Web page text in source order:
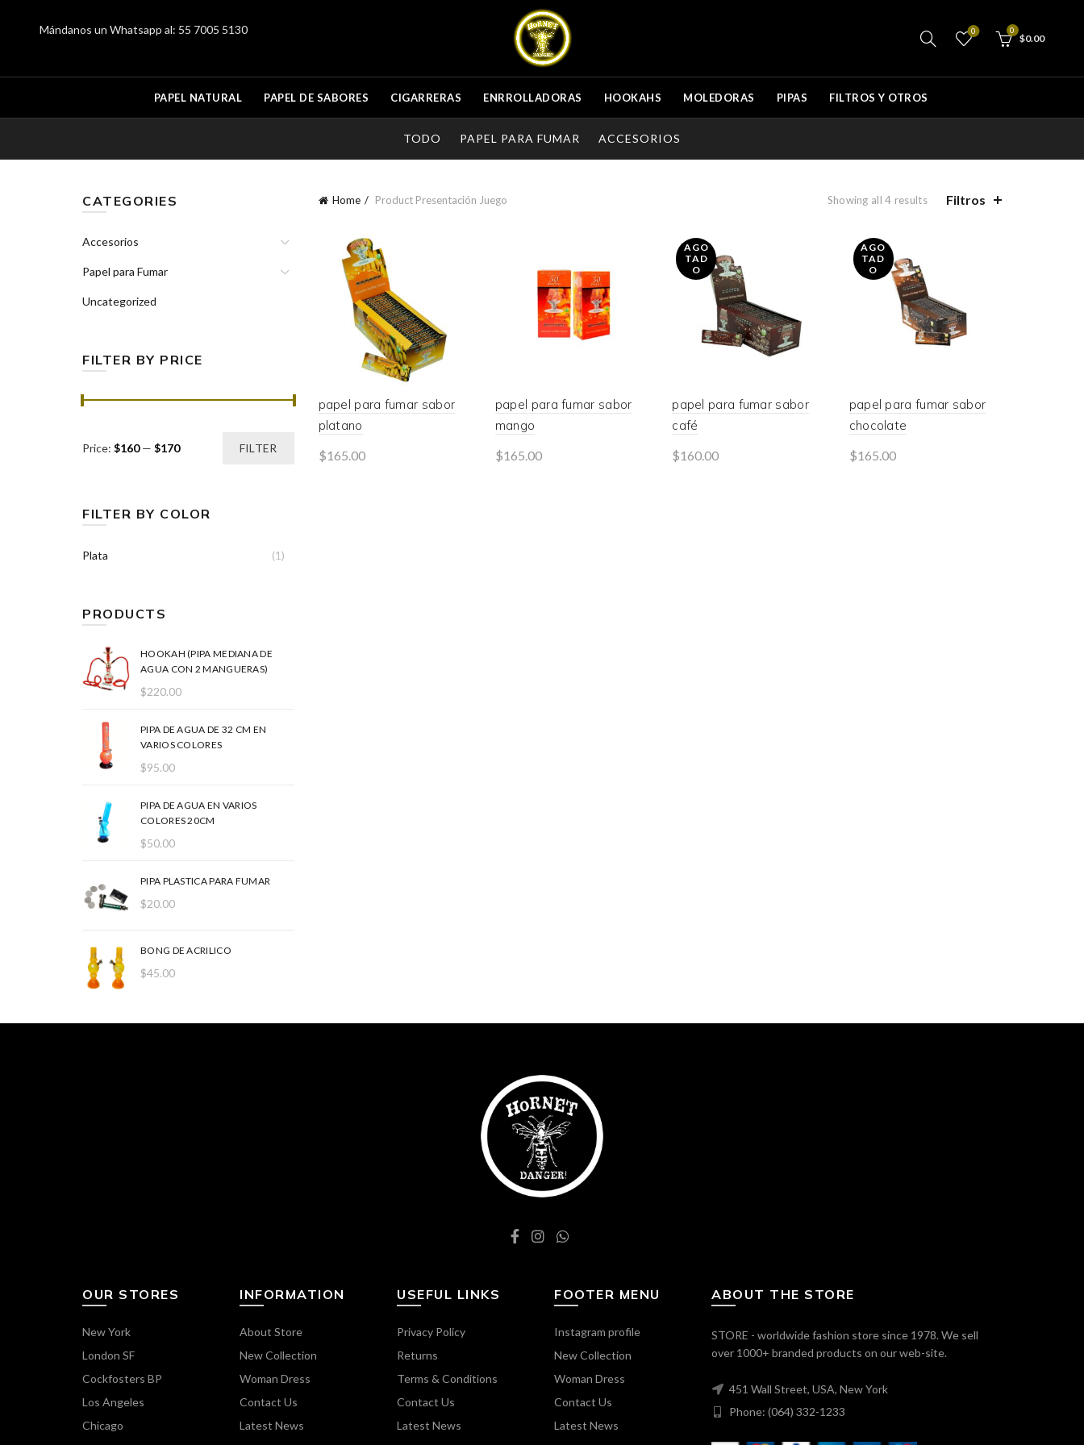
Mándanos un Whatsapp al: 55 7005 5130 0 0
$0.00
PAPEL NATURAL PAPEL DE SABORES CIGARRERAS ENRROLLADORAS HOOKAHS MOLEDORAS PIPAS FILTROS Y OTROS
TODO PAPEL PARA FUMAR ACCESORIOS
Home Product Presentación Juego Showing all 4 results Filtros
papel para fumar sabor
platano
$165.00
papel para fumar sabor
mango
$165.00
AGO
TAD
O
papel para fumar sabor
café
$160.00
AGO
TAD
O
papel para fumar sabor
chocolate
$165.00
CATEGORIES
Accesorios
Papel para Fumar
Uncategorized
FILTER BY PRICE
Min
Max
FILTER
Price: $160— $170
FILTER BY COLOR
Plata (1)
PRODUCTS
HOOKAH (PIPA MEDIANA DE
AGUA CON 2 MANGUERAS)
$220.00
PIPA DE AGUA DE 32 CM EN
VARIOS COLORES
$95.00
PIPA DE AGUA EN VARIOS
COLORES 20CM
$50.00
PIPA PLASTICA PARA FUMAR
$20.00
BONG DE ACRILICO
$45.00
OUR STORES
New York
London SF
Cockfosters BP
Los Angeles
Chicago
INFORMATION
About Store
New Collection
Woman Dress
Contact Us
Latest News
USEFUL LINKS
Privacy Policy
Returns
Terms & Conditions
Contact Us
Latest News
FOOTER MENU
Instagram profile
New Collection
Woman Dress
Contact Us
Latest News
ABOUT THE STORE
STORE - worldwide fashion store since 1978. We sell
over 1000+ branded products on our web-site.
451 Wall Street, USA, New York
Phone: (064) 332-1233